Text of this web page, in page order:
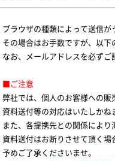
ブラウザの種類によって送信が
その場合はお手数ですが、以下
なお、メールアドレスを必ずご
■ご注意
弊社では、個人のお客様への販
資料送付等の対応はいたしかね
また、各提携先との関係によ
資料送付はお断りさせて頂く場
予めご了承くださいませ。